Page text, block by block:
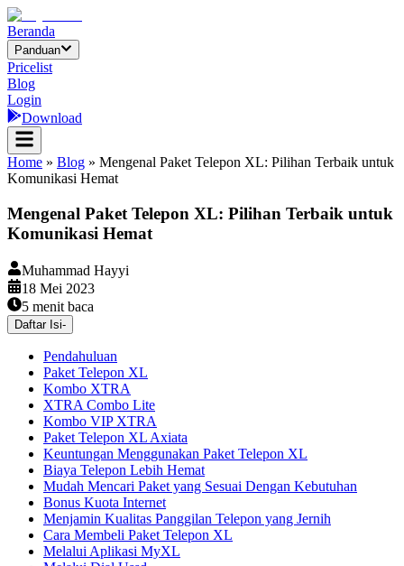
Beranda
Panduan
Pricelist
Blog
Login
Download
Home » Blog » Mengenal Paket Telepon XL: Pilihan Terbaik untuk
Komunikasi Hemat
Mengenal Paket Telepon XL: Pilihan Terbaik untuk
Komunikasi Hemat
Muhammad Hayyi
18 Mei 2023
5 menit baca
Daftar Isi-
Pendahuluan
Paket Telepon XL
Kombo XTRA
XTRA Combo Lite
Kombo VIP XTRA
Paket Telepon XL Axiata
Keuntungan Menggunakan Paket Telepon XL
Biaya Telepon Lebih Hemat
Mudah Mencari Paket yang Sesuai Dengan Kebutuhan
Bonus Kuota Internet
Menjamin Kualitas Panggilan Telepon yang Jernih
Cara Membeli Paket Telepon XL
Melalui Aplikasi MyXL